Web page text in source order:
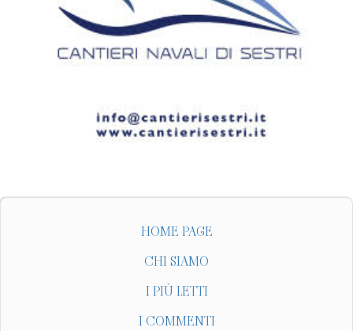
HOME PAGE
CHI SIAMO
I PIÙ LETTI
I COMMENTI